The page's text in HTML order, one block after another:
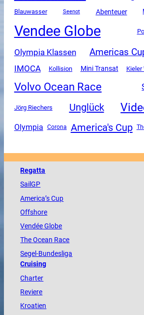
Blauwasser Seenot Abenteuer
Vendee Globe
Olympia Klassen Americas
IMOCA Kollision Mini Transat Kieler
Volvo Ocean Race
Jörg Riechers Unglück
Olympia Corona America's Cup
Regatta
SailGP
America’s Cup
Offshore
VendéeGlobe
TheOcean Race
Segel-Bundesliga
Cruising
Charter
Reviere
Kroatien